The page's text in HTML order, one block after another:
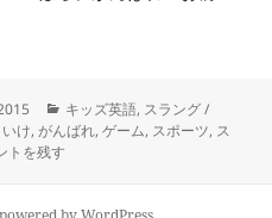
カ
テ
キッズ英語, スラング /
いけ,がんばれ,ゲーム, スポーツ, ス
there!!- そこだ、いけ！ ほら、がんば
トを残す